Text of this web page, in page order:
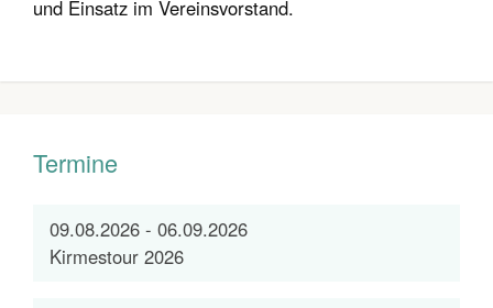
und Einsatz im Vereinsvorstand.
Termine
09.08.2026 - 06.09.2026
Kirmestour 2026